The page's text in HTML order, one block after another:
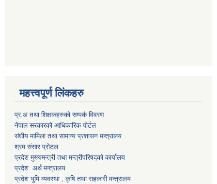
महत्त्वपूर्ण लिंकहरु
प्र.अ तथा शिक्षकहरुको सम्पर्क विवरण
नेपाल सरकारको आधिकारिक पोर्टल
संघीय मामिला तथा सामान्य प्रशासन मन्त्रालय
श्रम संसार प्रोटल
प्रदेश मुख्यमन्त्री तथा मन्त्रीपरिषद्को कार्यालय
प्रदेश अर्थ मन्त्रालय
प्रदेश भुमि व्यवस्था , कृषि तथा सहकारी मन्त्रालय